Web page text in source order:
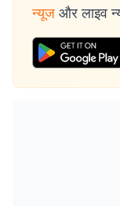
न्यूज और लाइव